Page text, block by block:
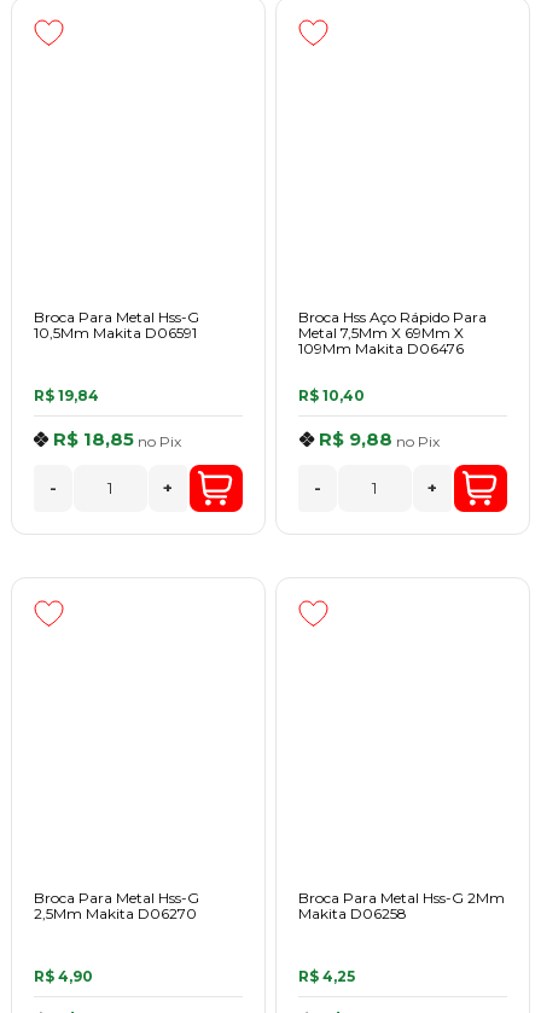
Broca Para Metal Hss-G
10,5Mm Makita D06591
R$ 19,84
R$ 18,85 no Pix
- +
Broca Hss Aço Rápido Para
Metal 7,5Mm X 69Mm X
109Mm Makita D06476
R$ 10,40
R$ 9,88 no Pix
- +
Broca Para Metal Hss-G
2,5Mm Makita D06270
R$ 4,90
Broca Para Metal Hss-G 2Mm
Makita D06258
R$ 4,25